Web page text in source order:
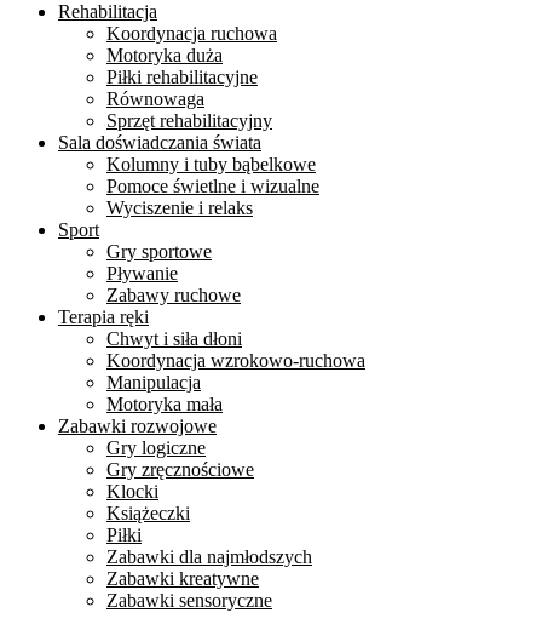
Rehabilitacja
Koordynacja ruchowa
Motoryka duża
Piłki rehabilitacyjne
Równowaga
Sprzęt rehabilitacyjny
Sala doświadczania świata
Kolumny i tuby bąbelkowe
Pomoce świetlne i wizualne
Wyciszenie i relaks
Sport
Gry sportowe
Pływanie
Zabawy ruchowe
Terapia ręki
Chwyt i siła dłoni
Koordynacja wzrokowo-ruchowa
Manipulacja
Motoryka mała
Zabawki rozwojowe
Gry logiczne
Gry zręcznościowe
Klocki
Książeczki
Piłki
Zabawki dla najmłodszych
Zabawki kreatywne
Zabawki sensoryczne